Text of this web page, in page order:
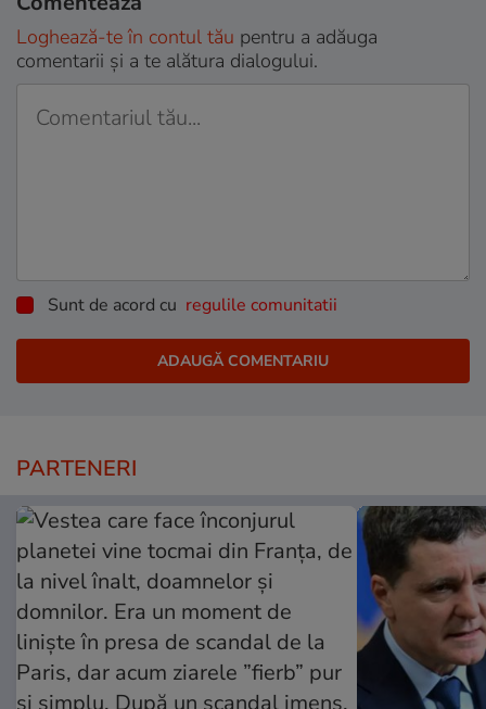
Loghează-te în contul tău pentru a adăuga
comentarii și a te alătura dialogului.
Sunt de acord cu regulile comunitatii
PARTENERI